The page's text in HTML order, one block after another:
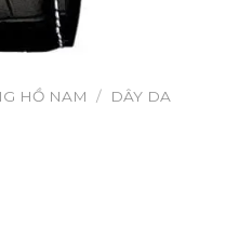
HỒ NAM / DÂY DA